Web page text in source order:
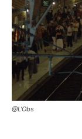
@L'Obs